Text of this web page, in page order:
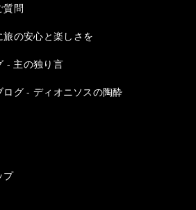
質問
旅の安心と楽しさを
- 主の独り言
ログ - ディオニソスの陶酔
プ